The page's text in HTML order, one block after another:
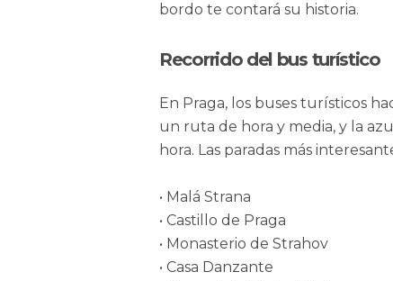
bordo te contará su historia.
Recorrido del bus turístico
En Praga, los buses turísticos
un ruta de hora y media, y la
hora. Las paradas más
• Malá Strana
• Castillo de Praga
• Monasterio de Strahov
• Casa Danzante